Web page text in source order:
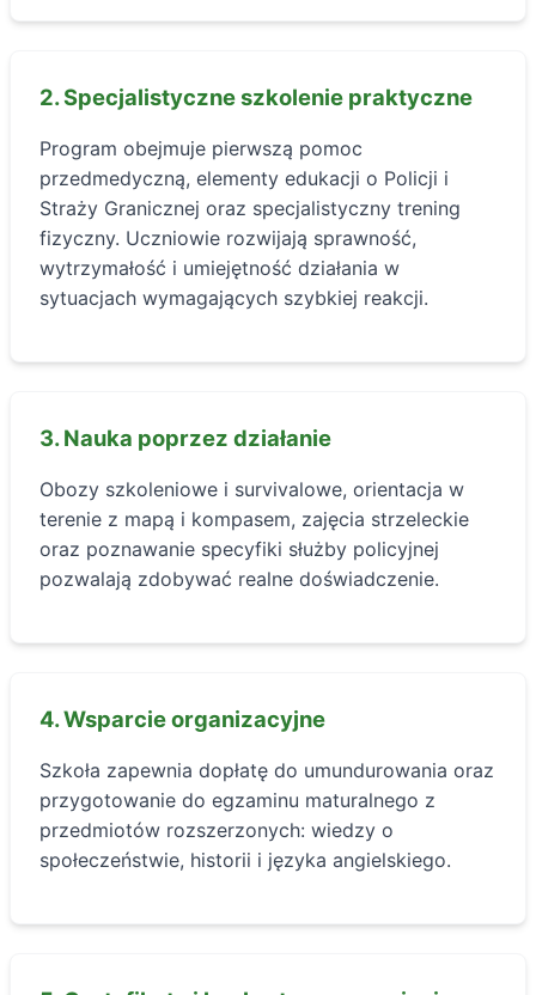
2. Specjalistyczne szkolenie praktyczne
Program obejmuje pierwszą pomoc
przedmedyczną, elementy edukacji o Policji i
Straży Granicznej oraz specjalistyczny trening
fizyczny. Uczniowie rozwijają sprawność,
wytrzymałość i umiejętność działania w
sytuacjach wymagających szybkiej reakcji.
3. Nauka poprzez działanie
Obozy szkoleniowe i survivalowe, orientacja w
terenie z mapą i kompasem, zajęcia strzeleckie
oraz poznawanie specyfiki służby policyjnej
pozwalają zdobywać realne doświadczenie.
4. Wsparcie organizacyjne
Szkoła zapewnia dopłatę do umundurowania oraz
przygotowanie do egzaminu maturalnego z
przedmiotów rozszerzonych: wiedzy o
społeczeństwie, historii i języka angielskiego.